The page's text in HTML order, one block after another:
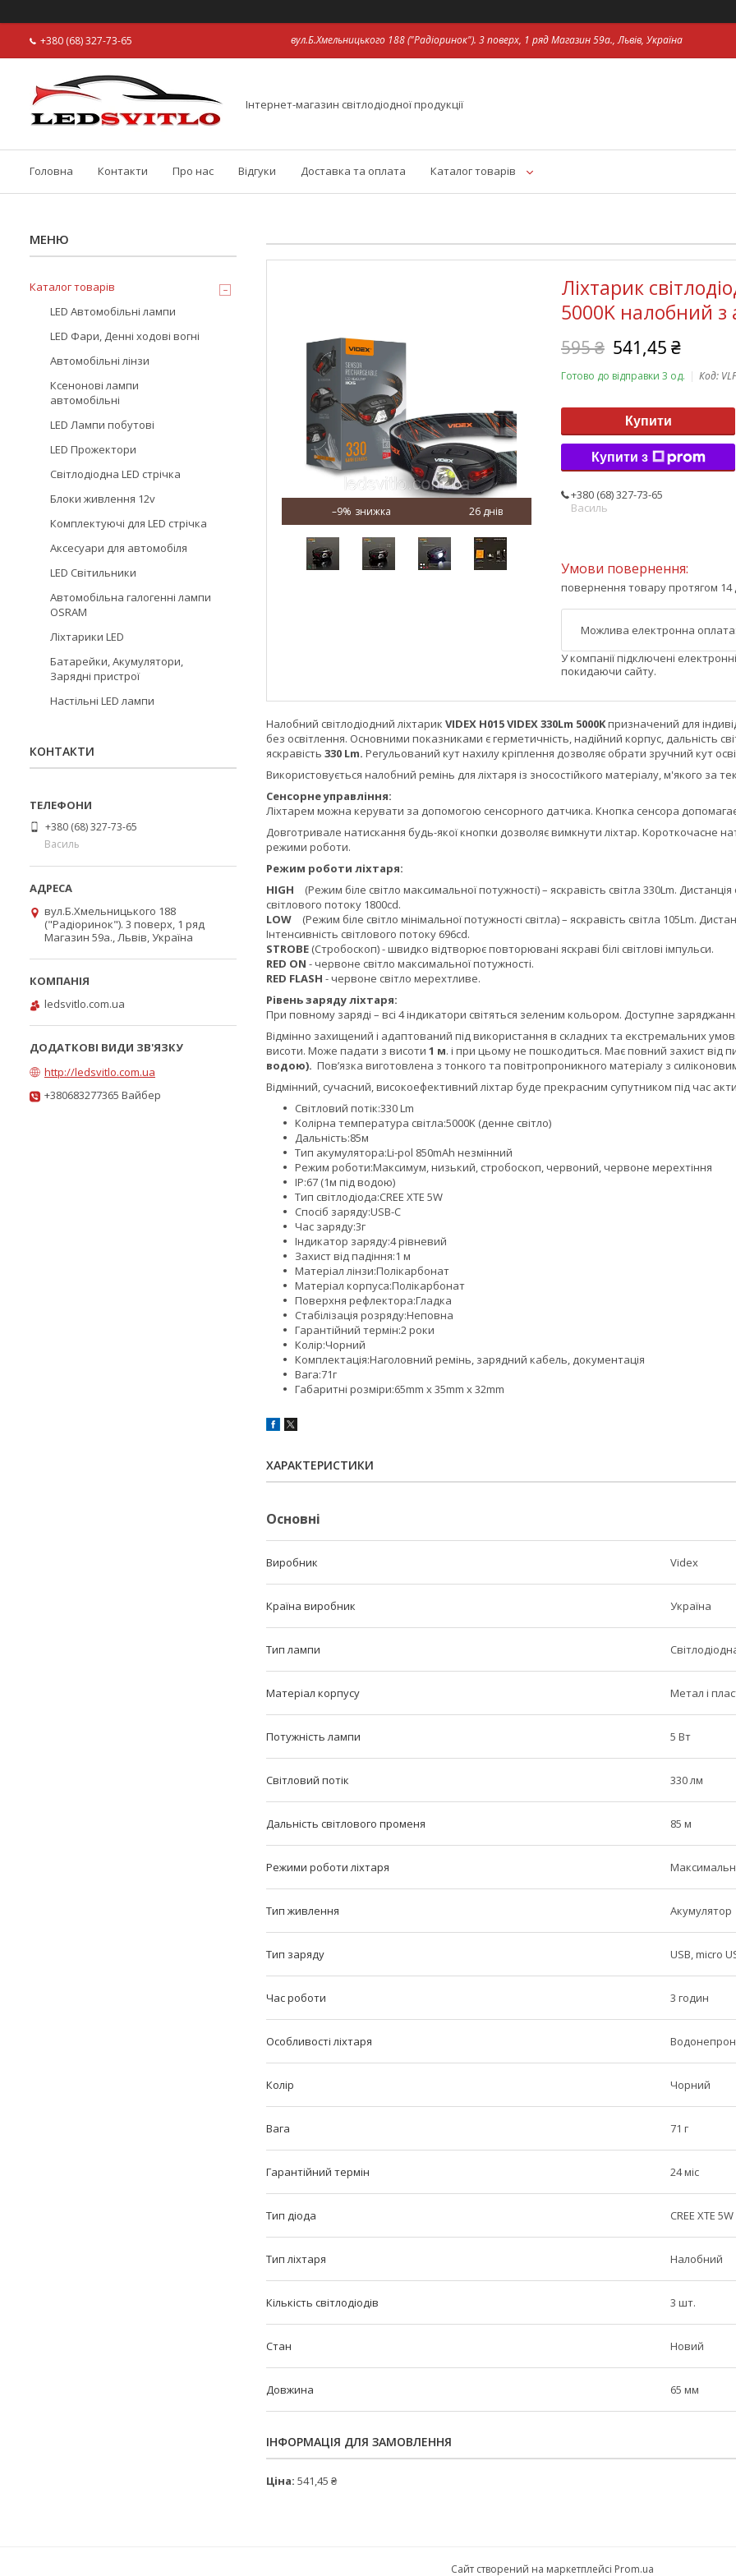
+380 (68) 327-73-65 вул.Б.Хмельницького 188 ("Радіоринок"). 3 поверх, 1 ряд Магазин 59а., Львів, Україна
Інтернет-магазин світлодіодної продукції
Головна Контакти Про нас Відгуки Доставка та оплата Каталог товарів
–9% 26 днів
Ліхтарик
5000K налобний з
595 ₴ 541,45 ₴
Готово до відправки 3 од. Код:
Купити
Купити з
+380 (68) 327-73-65
Василь
повернення товару протягом 14
У компанії підключені
покидаючи сайту.
Налобний світлодіодний ліхтарик VIDEX H015 VIDEX 330Lm 5000Kпризначений для
без освітлення. Основними показниками є герметичність, надійний корпус, дальність
яскравість 330 Lm. Регульований кут нахилу кріплення дозволяє обрати зручний кут
Використовується налобний ремінь для ліхтаря із зносостійкого матеріалу, м'якого за
Сенсорне управління:
Ліхтарем можна керувати за допомогою сенсорного датчика. Кнопка сенсора
Довготривале натискання будь-якої кнопки дозволяє вимкнути ліхтар. Короткочасне
режими роботи.
Режим роботи ліхтаря:
HIGH (Режим біле світло максимальної потужності) – яскравість світла 330Lm.
світлового потоку 1800cd.
LOW (Режим біле світло мінімальної потужності світла) – яскравість світла 105Lm.
Інтенсивність світлового потоку 696cd.
STROBE (Стробоскоп) - швидко відтворює повторювані яскраві білі світлові імпульси.
RED ON - червоне світло максимальної потужності.
RED FLASH - червоне світло мерехтливе.
Рівень заряду ліхтаря:
При повному заряді – всі 4 індикатори світяться зеленим кольором. Доступне
Відмінно захищений і адаптований під використання в складних та екстремальних
висоти. Може падати з висоти 1 м. і при цьому не пошкодиться. Має повний захист від
водою). Пов’язка виготовлена з тонкого та повітропроникного матеріалу з
Відмінний, сучасний, високоефективний ліхтар буде прекрасним супутником під час
Світловий потік:330 Lm
Колірна температура світла:5000K (денне світло)
Дальність:85м
Тип акумулятора:Li-pol 850mAh незмінний
Режим роботи:Максимум, низький, стробоскоп, червоний, червоне мерехтіння
IP:67 (1м під водою)
Тип світлодіода:CREE XTE 5W
Спосіб заряду:USB-C
Час заряду:3г
Індикатор заряду:4 рівневий
Захист від падіння:1 м
Матеріал лінзи:Полікарбонат
Матеріал корпуса:Полікарбонат
Поверхня рефлектора:Гладка
Стабілізація розряду:Неповна
Гарантійний термін:2 роки
Колір:Чорний
Комплектація:Наголовний ремінь, зарядний кабель, документація
Вага:71г
Габаритні розміри:65mm х 35mm х 32mm
ХАРАКТЕРИСТИКИ
Основні
Виробник Videx
Країна виробник Україна
Тип лампи
Матеріал корпусу Метал і
Потужність лампи 5 Вт
Світловий потік 330 лм
Дальність світлового променя 85 м
Режими роботи ліхтаря
Тип живлення Акумулятор
Тип заряду USB, micro
Час роботи 3 годин
Особливості ліхтаря
Колір Чорний
Вага 71 г
Гарантійний термін 24 міс
Тип діода CREE XTE 5W
Тип ліхтаря Налобний
Кількість світлодіодів 3 шт.
Стан Новий
Довжина 65 мм
ІНФОРМАЦІЯ ДЛЯ ЗАМОВЛЕННЯ
Ціна: 541,45 ₴
Каталог товарів
LED Автомобільні лампи
LED Фари, Денні ходові вогні
Автомобільні лінзи
Ксенонові лампи
автомобільні
LED Лампи побутові
LED Прожектори
Світлодіодна LED стрічка
Блоки живлення 12v
Комплектуючі для LED стрічка
Аксесуари для автомобіля
LED Світильники
Автомобільна галогенні лампи
OSRAM
Ліхтарики LED
Батарейки, Акумулятори,
Зарядні пристрої
Настільні LED лампи
КОНТАКТИ
+380 (68) 327-73-65
Василь
вул.Б.Хмельницького 188
("Радіоринок"). 3 поверх, 1 ряд
Магазин 59а., Львів, Україна
ledsvitlo.com.ua
http://ledsvitlo.com.ua
+380683277365 Вайбер
Сайт створений на маркетплейсі Prom.ua